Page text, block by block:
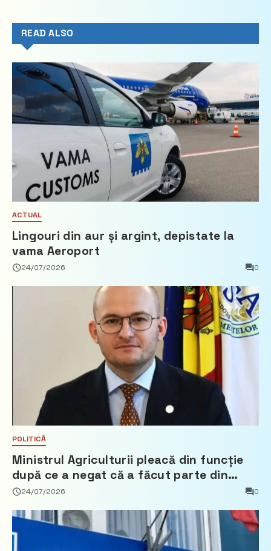
READ ALSO
ACTUAL
Lingouri din aur și argint, depistate la
vama Aeroport
24/07/2026 0
POLITICĂ
Ministrul Agriculturii pleacă din funcție
după ce a negat că a făcut parte din
Partidul Democrat
24/07/2026 0